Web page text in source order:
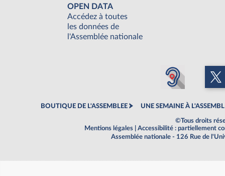
OPEN DATA
Accédez à toutes
les données de
l'Assemblée nationale
BOUTIQUE DE L'ASSEMBLEE UNE SEMAINE À
©Tous droits
Mentions légales
Accessibilité : partiellement
Assemblée nationale - 126 Rue de